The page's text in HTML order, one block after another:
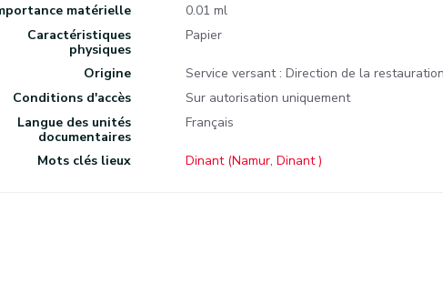
matérielle
0.01 ml
Caractéristiques
physiques
Papier
Origine
Service versant : Direction de la restauration
Conditions d'accès
Sur autorisation uniquement
Langue des unités
documentaires
Français
Mots clés lieux Dinant (Namur, Dinant )